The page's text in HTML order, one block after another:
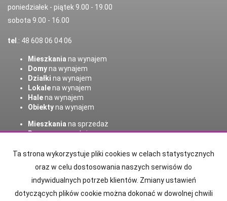
poniedziałek - piątek 9.00 - 19.00
sobota 9.00 - 16.00
tel .: 48 608 06 04 06
Mieszkania na wynajem
Domyna wynajem
Działki na wynajem
Lokalena wynajem
Halena wynajem
Obiektyna wynajem
Mieszkania na sprzedaż
Domyna sprzedaż
Lokalena sprzedaż
na sprzedaż
Obiektyna sprzedaż
Strona główna Kontakt notatnik Kup Sprzedaj Polisa OC
Ta strona wykorzystuje pliki cookies w celach statystycznych
oraz w celu dostosowania naszych serwisów do
indywidualnych potrzeb klientów. Zmiany ustawień
dotyczących plików cookie można dokonać w dowolnej chwili